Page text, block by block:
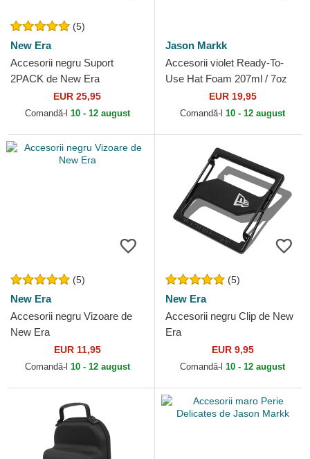
(5)
New Era
Accesorii negru Suport
2PACK de New Era
EUR 25,95
Comandă-l 10 - 12 august
Jason Markk
Accesorii violet Ready-To-
Use Hat Foam 207ml / 7oz
de Jason Markk
EUR 19,95
Comandă-l 10 - 12 august
(5)
New Era
Accesorii negru Vizoare de
New Era
EUR 11,95
Comandă-l 10 - 12 august
(5)
New Era
Accesorii negru Clip de New
Era
EUR 9,95
Comandă-l 10 - 12 august